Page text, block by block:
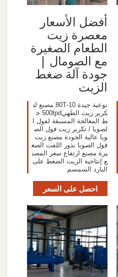
أفضل الأسعار
معصرة زيت
الطعام الصغيرة
مع الصومال |
جودة آلة ضغط
الزيت
نوعية جيدة 10-80T مصنع لت
كرير زيت الطهي500tpd خ
ط المعالجة المسبقة لفول ا
لصويا / تكرير زيت فول الص
ويا عالية الجودة مصنع زيت
فول الصويا بذور اللفت الصغ
يرة مصنع ارتفاع سعر المصن
ع إنتاجية الزيت الضغط على
البارد السمسم
احصل على السعر